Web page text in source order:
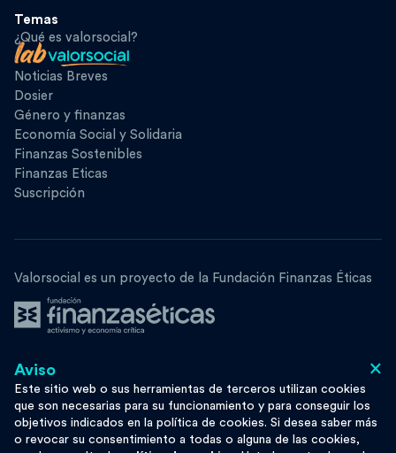
Temas
¿Qué es valorsocial?
Noticias Breves
Dosier
Género y finanzas
Economía Social y Solidaria
Finanzas Sostenibles
Finanzas Eticas
Suscripción
Valorsocial es un proyecto de la Fundación Finanzas Éticas
Síguenos ×
Aviso
Este sitio web o sus herramientas de terceros utilizan cookies
que son necesarias para su funcionamiento y para conseguir los
objetivos indicados en la política de cookies. Si desea saber más
o revocar su consentimiento a todas o alguna de las cookies,